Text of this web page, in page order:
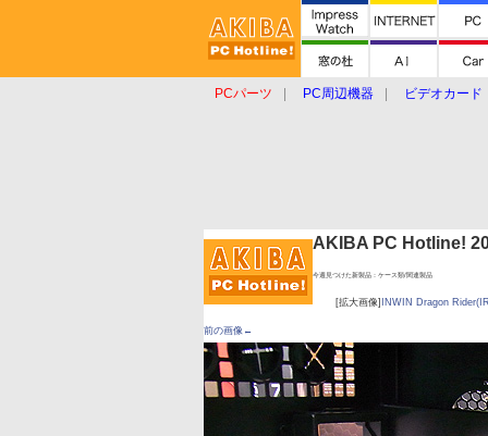
PCパーツ PC周辺機器
ビデオカード
AKIBA PC Hotline!
今週見つけた新製品：ケース類/関連製品
[拡大画像] INWIN Dragon
前の画像←